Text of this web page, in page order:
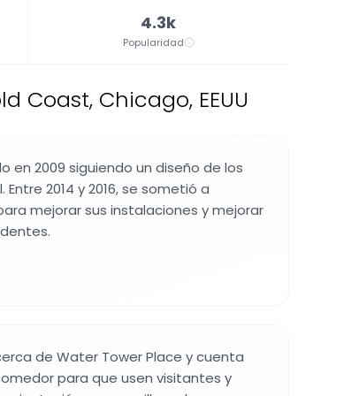
4.3k
Popularidad
Coast, Chicago, EEUU
en 2009 siguiendo un diseño de los
2014 y 2016, se sometió a
mejorar sus instalaciones y mejorar
de Water Tower Place y cuenta
para que usen visitantes y